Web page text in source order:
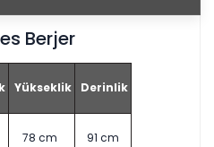
Berjer
Yükseklik Derinlik
78 cm 91 cm